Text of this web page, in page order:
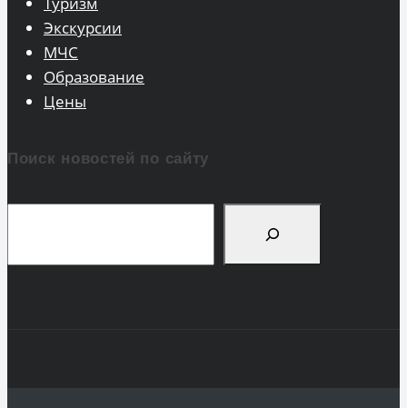
Экскурсии
МЧС
Образование
Цены
Поиск новостей по сайту